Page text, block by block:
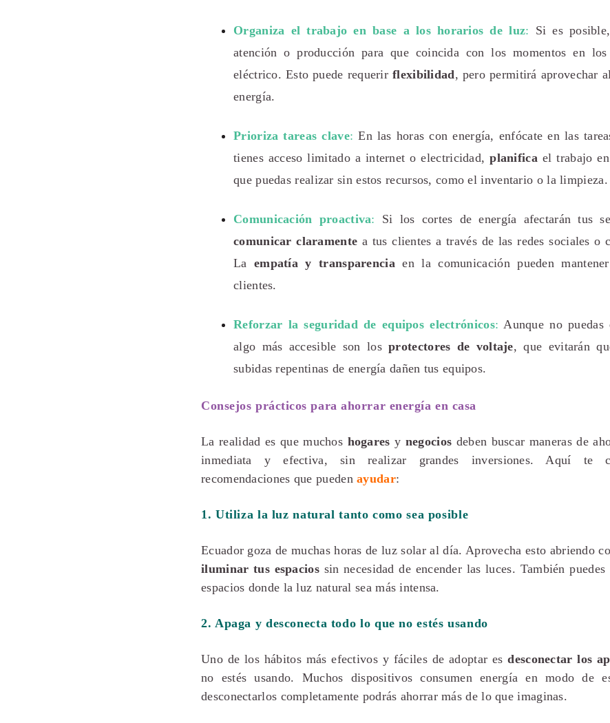
Organiza el trabajo en base a los horarios de luz: Si es
atención o producción para que coincida con los momentos en
eléctrico. Esto puede requerir flexibilidad, pero permitirá aprovechar
energía.
Prioriza tareas clave:En las horas con energía, enfócate en las
tienes acceso limitado a internet o electricidad,planifica el trabajo
que puedas realizar sin estos recursos, como el inventario o la limpieza.
Comunicación proactiva: Si los cortes de energía afectarán tus
comunicar claramente a tus clientes a través de las redes sociales o
La empatía y transparenciaen la comunicación pueden
clientes.
Reforzar la seguridad de equipos electrónicos: Aunque no puedas
algo más accesible son losprotectores de voltaje, que evitarán
subidas repentinas de energía dañen tus equipos.
Consejos prácticos para ahorrar energía en casa
La realidad es que muchos hogaresy negocios deben buscar maneras de
inmediata y efectiva, sin realizar grandes inversiones. Aquí te
recomendaciones que puedenayudar:
1. Utiliza la luz natural tanto como sea posible
Ecuador goza de muchas horas de luz solar al día. Aprovecha esto abriendo
iluminar tus espaciossin necesidad de encender las luces. También
espacios donde la luz natural sea más intensa.
2. Apaga y desconecta todo lo que no estés usando
Uno de los hábitos más efectivos y fáciles de adoptar esdesconectar los
no estés usando. Muchos dispositivos consumen energía en modo de
desconectarlos completamente podrás ahorrar más de lo que imaginas.